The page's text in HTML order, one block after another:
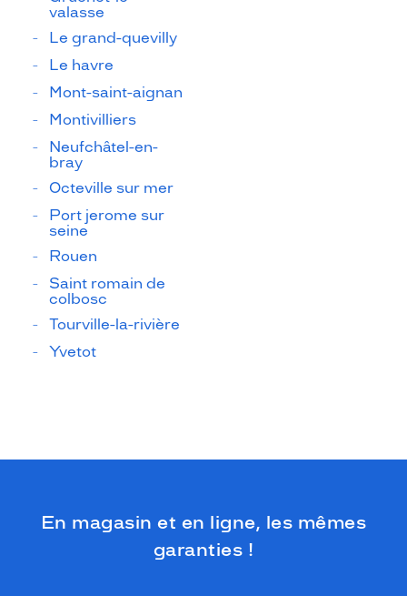
valasse
Le grand-quevilly
Le havre
Mont-saint-aignan
Montivilliers
Neufchâtel-en-
bray
Octeville sur mer
Port jerome sur
seine
Rouen
Saint romain de
colbosc
Tourville-la-rivière
Yvetot
En magasin et en ligne, les mêmes
garanties !